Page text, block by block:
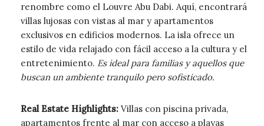
renombre como el Louvre Abu Dabi. Aquí, encontrará
villas lujosas con vistas al mar y apartamentos
exclusivos en edificios modernos. La isla ofrece un
estilo de vida relajado con fácil acceso a la cultura y el
entretenimiento. Es ideal para familias y aquellos que
buscan un ambiente tranquilo pero sofisticado.
Real Estate Highlights: Villas con piscina privada,
apartamentos frente al mar con acceso a playas